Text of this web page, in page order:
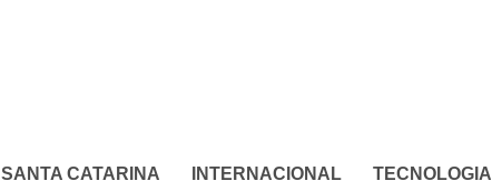
SANTA CATARINA INTERNACIONAL TECNOLOGIA